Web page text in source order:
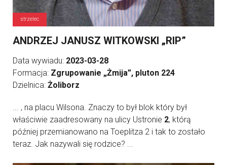
strzelec
ANDRZEJ JANUSZ WITKOWSKI „RIP”
Data wywiadu: 2023-03-28
Formacja: Zgrupowanie „Żmija”, pluton 224
Dzielnica: Żoliborz
... , na placu Wilsona. Znaczy to był blok który był
właściwie zaadresowany na ulicy Ustronie 2, którą
później przemianowano na Toeplitza 2 i tak to zostało
teraz. Jak nazywali się rodzice? ...